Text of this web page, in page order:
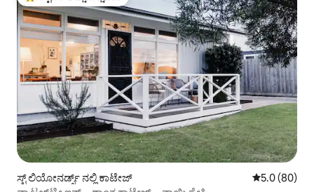
ಸ್ಟ್ ಲಿಯೋನರ್ಡ್ಸ್ ನಲ್ಲಿ ಕಾಟೇಜ್ 5 ರಲ್ಲಿ 5.0
5.0 (80)